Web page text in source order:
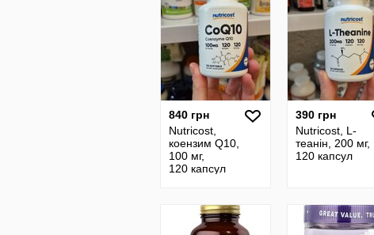
840 грн
Nutricost,
коензим Q10,
100 мг,
120 капсул
390 грн
Nutricost, L-
теанін, 200 мг,
120 капсул